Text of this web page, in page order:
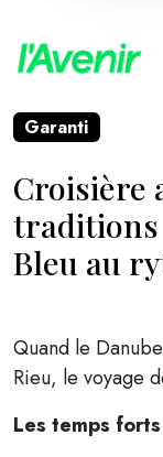
Garanti
Croisière
traditions
Bleu au
Quand le
Rieu, le voyage
Les temps